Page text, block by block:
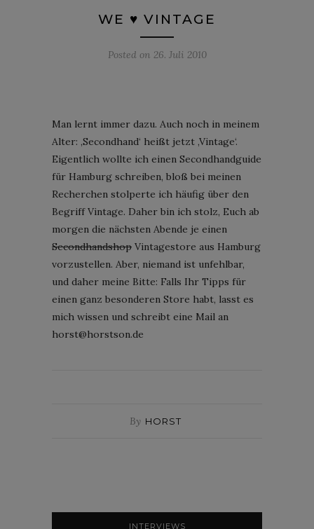
WE ♥ VINTAGE
Posted on 26. Juli 2010
Man lernt immer dazu. Auch noch in meinem
Alter: ‚Secondhand‘ heißt jetzt ‚Vintage‘.
Eigentlich wollte ich einen Secondhandguide
für Hamburg schreiben, bloß bei meinen
Recherchen stolperte ich häufig über den
Begriff Vintage. Daher bin ich stolz, Euch ab
morgen die nächsten Abende je einen
Secondhandshop Vintagestore aus Hamburg
vorzustellen. Aber, niemand ist unfehlbar,
und daher meine Bitte: Falls Ihr Tipps für
einen ganz besonderen Store habt, lasst es
mich wissen und schreibt eine Mail an
horst@horstson.de
By HORST
INTERVIEWS